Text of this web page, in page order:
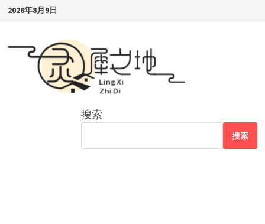
Skip2026年8月9日
搜索
搜索